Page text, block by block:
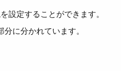
設定することができます。
に分かれています。